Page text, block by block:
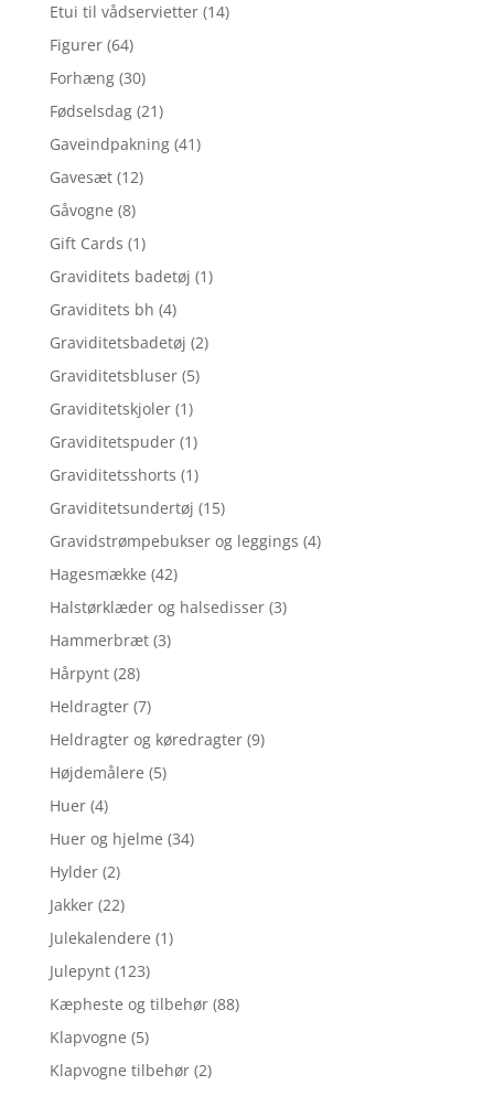
Etui til vådservietter (14)
Figurer (64)
Forhæng (30)
Fødselsdag (21)
Gaveindpakning (41)
Gavesæt (12)
Gåvogne (8)
Gift Cards (1)
Graviditets badetøj (1)
Graviditets bh (4)
Graviditetsbadetøj (2)
Graviditetsbluser (5)
Graviditetskjoler (1)
Graviditetspuder (1)
Graviditetsshorts (1)
Graviditetsundertøj (15)
Gravidstrømpebukser og leggings (4)
Hagesmække (42)
Halstørklæder og halsedisser (3)
Hammerbræt (3)
Hårpynt (28)
Heldragter (7)
Heldragter og køredragter (9)
Højdemålere (5)
Huer (4)
Huer og hjelme (34)
Hylder (2)
Jakker (22)
Julekalendere (1)
Julepynt (123)
Kæpheste og tilbehør (88)
Klapvogne (5)
Klapvogne tilbehør (2)